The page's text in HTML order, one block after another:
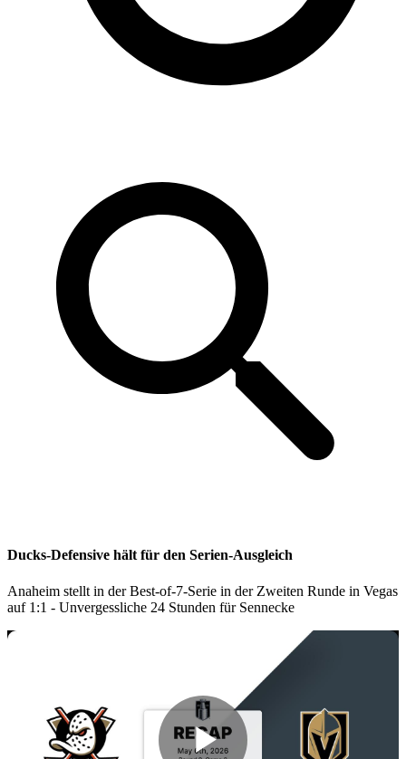
Ducks-Defensive hält für den Serien-Ausgleich
Anaheim stellt in der Best-of-7-Serie in der Zweiten Runde in Vegas
auf 1:1 - Unvergessliche 24 Stunden für Sennecke